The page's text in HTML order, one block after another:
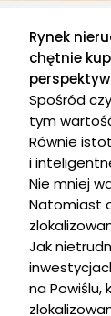
Rynek
chętnie
Spośród
tym
Równie
i
Nie mniej
Natomiast
Jak
na